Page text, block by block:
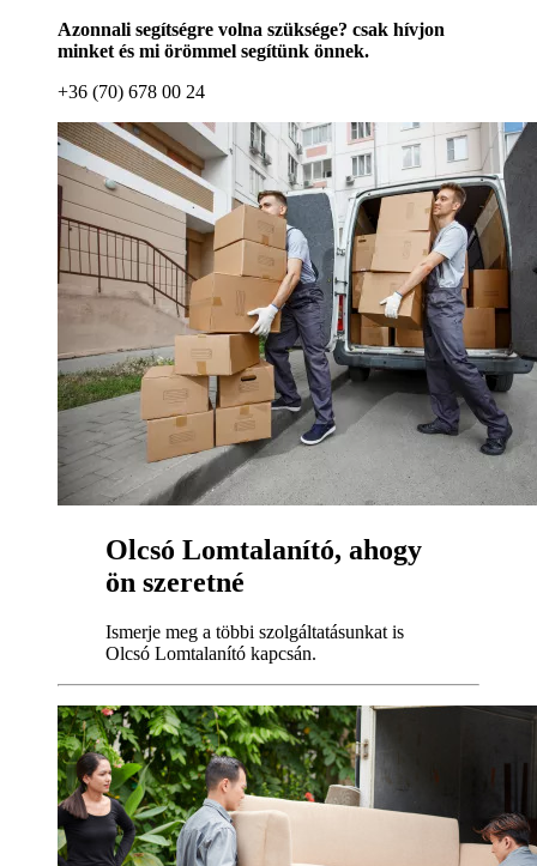
Azonnali segítségre volna szüksége? csak hívjon
minket és mi örömmel segítünk önnek.
+36 (70) 678 00 24
Olcsó Lomtalanító, ahogy
ön szeretné
Ismerje meg a többi szolgáltatásunkat is
Olcsó Lomtalanító kapcsán.